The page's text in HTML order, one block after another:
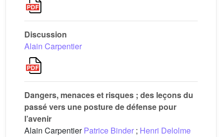
Discussion
Alain Carpentier
Dangers, menaces et risques ; des leçons du
passé vers une posture de défense pour
l’avenir
Alain CarpentierPatrice Binder ; Henri Delolme